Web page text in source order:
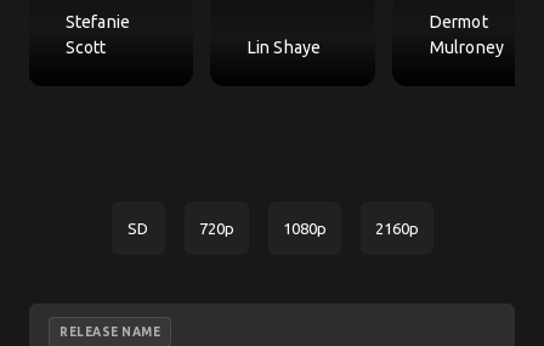
Stefanie
Scott
Lin Shaye
Dermot
Mulroney
SD 720p 1080p 2160p
RELEASE NAME